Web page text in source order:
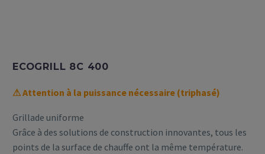
ECOGRILL 8C 400
⚠ Attention à la puissance nécessaire (triphasé)
Grillade uniforme
Grâce à des solutions de construction innovantes, tous les
points de la surface de chauffe ont la même température.